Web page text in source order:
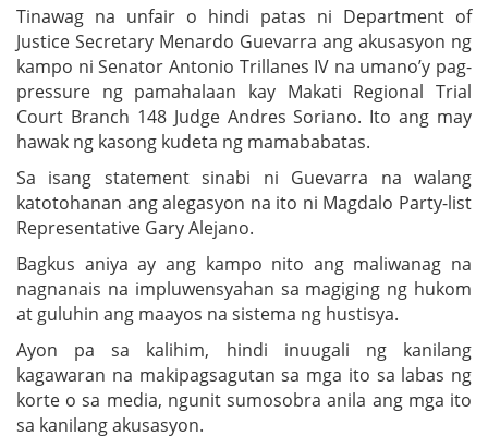
Tinawag na unfair o hindi patas ni Department of
Justice Secretary Menardo Guevarra ang akusasyon ng
kampo ni Senator Antonio Trillanes IV na umano’y pag-
pressure ng pamahalaan kay Makati Regional Trial
Court Branch 148 Judge Andres Soriano. Ito ang may
hawak ng kasong kudeta ng mamababatas.
Sa isang statement sinabi ni Guevarra na walang
katotohanan ang alegasyon na ito ni Magdalo Party-list
Representative Gary Alejano.
Bagkus aniya ay ang kampo nito ang maliwanag na
nagnanais na impluwensyahan sa magiging ng hukom
at guluhin ang maayos na sistema ng hustisya.
Ayon pa sa kalihim, hindi inuugali ng kanilang
kagawaran na makipagsagutan sa mga ito sa labas ng
korte o sa media, ngunit sumosobra anila ang mga ito
sa kanilang akusasyon.